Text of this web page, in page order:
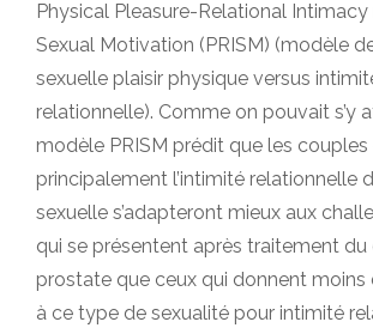
Physical Pleasure-Relational
Sexual Motivation (PRISM) (modèle
sexuelle plaisir physique versus
relationnelle). Comme on pouvait s’y
modèle PRISM prédit que les
principalement l’intimité relationnelle
sexuelle s’adapteront mieux aux
qui se présentent après traitement du
prostate que ceux qui donnent moins
à ce type de sexualité pour intimité